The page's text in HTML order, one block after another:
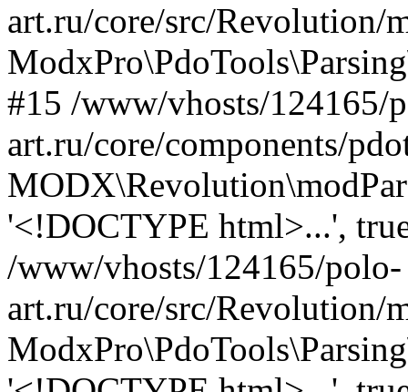
art.ru/core/src/Revolution/
#15 /www/vhosts/124165/
art.ru/core/components/
'<!DOCTYPE html>...',
/www/vhosts/124165/polo-
art.ru/core/src/Revolution/